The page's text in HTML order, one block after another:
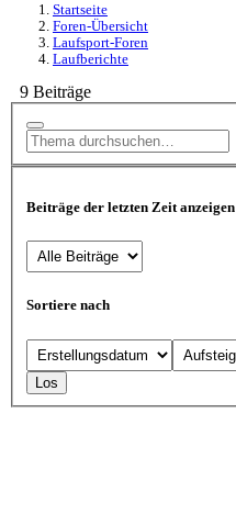
Startseite
Foren-Übersicht
Laufsport-Foren
Laufberichte
9 Beiträge
Beiträge der letzten Zeit anzeigen
Sortiere nach